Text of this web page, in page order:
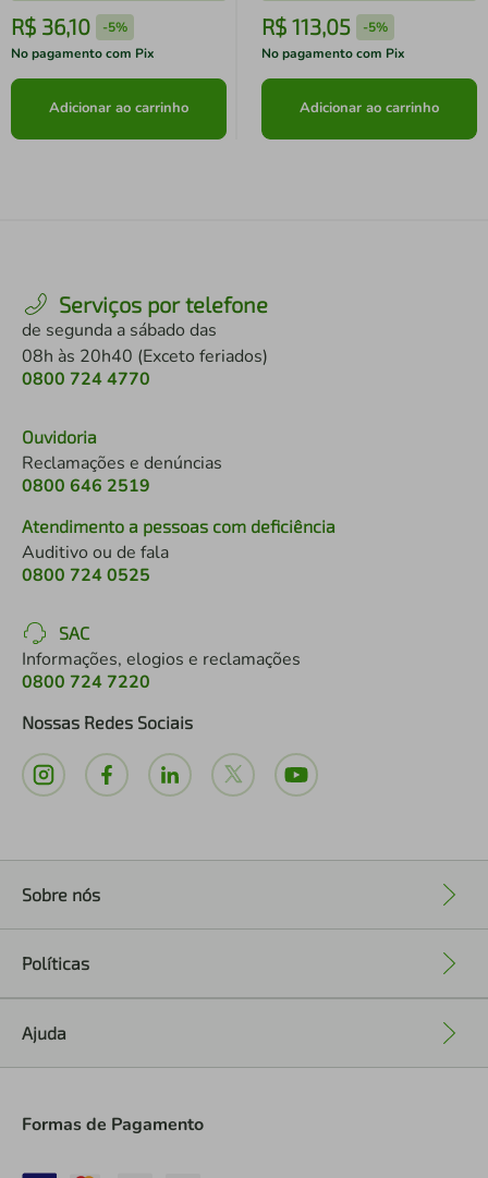
R$ 36,10 -5%
No pagamento com Pix
Adicionar ao carrinho
R$ 113,05 -5%
No pagamento com Pix
Adicionar ao carrinho
Serviços por telefone
de segunda a sábado das
08h às 20h40 (Exceto feriados)
0800 724 4770
Ouvidoria
Reclamações e denúncias
0800 646 2519
Atendimento a pessoas com deficiência
Auditivo ou de fala
0800 724 0525
SAC
Informações, elogios e reclamações
0800 724 7220
Nossas Redes Sociais
Sobre nós
Políticas
Ajuda
Formas de Pagamento